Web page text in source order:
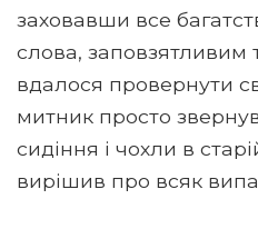
заховавши все
слова,
вдалося провернути
митник просто
сидіння і чохли в
вирішив про всяк